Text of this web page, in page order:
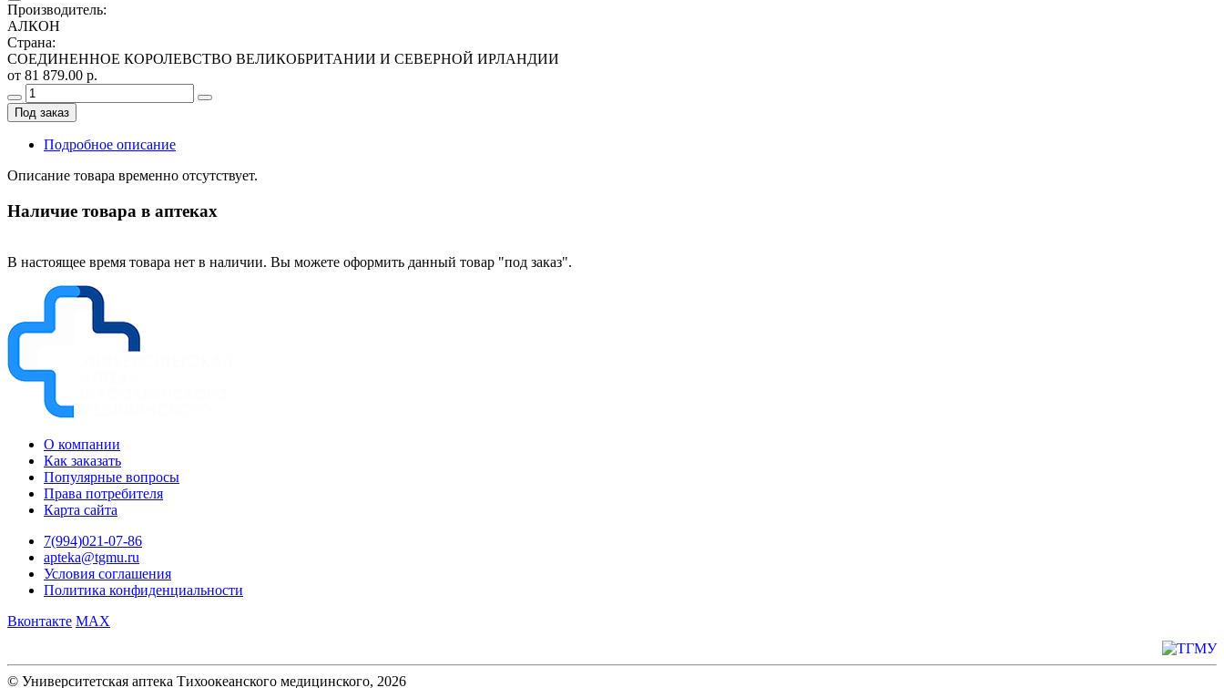
Производитель:
АЛКОН
Страна:
СОЕДИНЕННОЕ КОРОЛЕВСТВО ВЕЛИКОБРИТАНИИ И СЕВЕРНОЙ ИРЛАНДИИ
от 81 879.00 р.
Под заказ
Подробное описание
Описание товара временно отсутствует.
Наличие товара в аптеках
В настоящее время товара нет в наличии. Вы можете оформить данный товар "под заказ".
О компании
Как заказать
Популярные вопросы
Права потребителя
Карта сайта
7(994)021-07-86
apteka@tgmu.ru
Условия соглашения
Политика конфиденциальности
Вконтакте MAX
© Университетская аптека Тихоокеанского медицинского, 2026